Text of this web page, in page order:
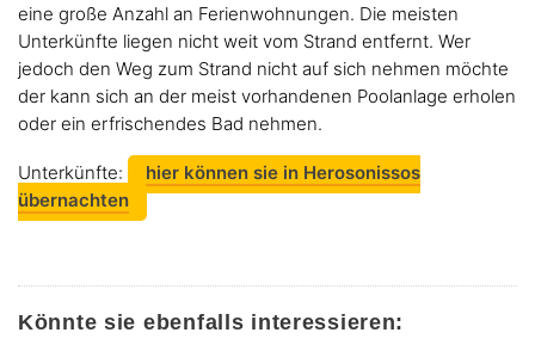
eine große Anzahl an Ferienwohnungen. Die meisten
Unterkünfte liegen nicht weit vom Strand entfernt. Wer
jedoch den Weg zum Strand nicht auf sich nehmen möchte
der kann sich an der meist vorhandenen Poolanlage erholen
oder ein erfrischendes Bad nehmen.
Unterkünfte:
hier können sie in Herosonissos
übernachten
Könnte sie ebenfalls interessieren: